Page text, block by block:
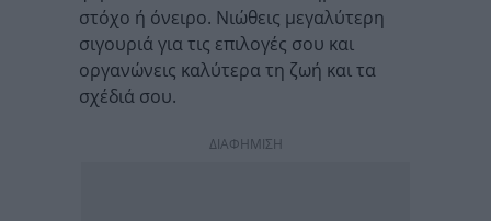
στόχο ή όνειρο. Νιώθεις μεγαλύτερη
σιγουριά για τις επιλογές σου και
οργανώνεις καλύτερα τη ζωή και τα
σχέδιά σου.
ΔΙΑΦΗΜΙΣΗ